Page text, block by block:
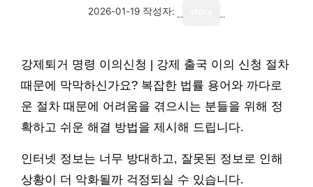
2026-01-19 작성자:
강제퇴거 명령 이의신청 | 강제 출국 이의 신청 절차
때문에 막막하신가요? 복잡한 법률 용어와 까다로
운 절차 때문에 어려움을 겪으시는 분들을 위해 정
확하고 쉬운 해결 방법을 제시해 드립니다.
인터넷 정보는 너무 방대하고, 잘못된 정보로 인해
상황이 더 악화될까 걱정되실 수 있습니다.